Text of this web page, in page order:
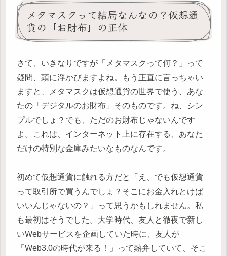
メタマスクって結局なんなの？仮想通
貨の「お財布」の正体
さて、いきなりですが「メタマスクって何？」って
疑問、頭に浮かびますよね。もう正直に言っちゃい
ますと、メタマスクは仮想通貨の世界で使う、あな
たの「デジタルのお財布」そのものです。ね、シン
プルでしょ？でも、ただのお財布じゃないんです
よ。これは、インターネット上に存在する、あなた
だけの特別な金庫みたいなものなんです。
初めて仮想通貨に触れる方だと「え、でも仮想通貨
って取引所で買うんでしょ？そこにお金入れとけば
いいんじゃないの？」って思うかもしれません。私
も最初はそうでした。大学時代、友人と徹夜で新し
いWebサービスを企画していた時に、友人が
「Web3.0の時代が来る！」って熱弁していて、そこ